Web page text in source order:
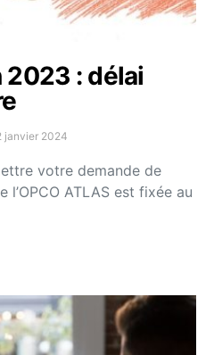
2023 : délai
janvier 2024
votre demande de
l’OPCO ATLAS est fixée au